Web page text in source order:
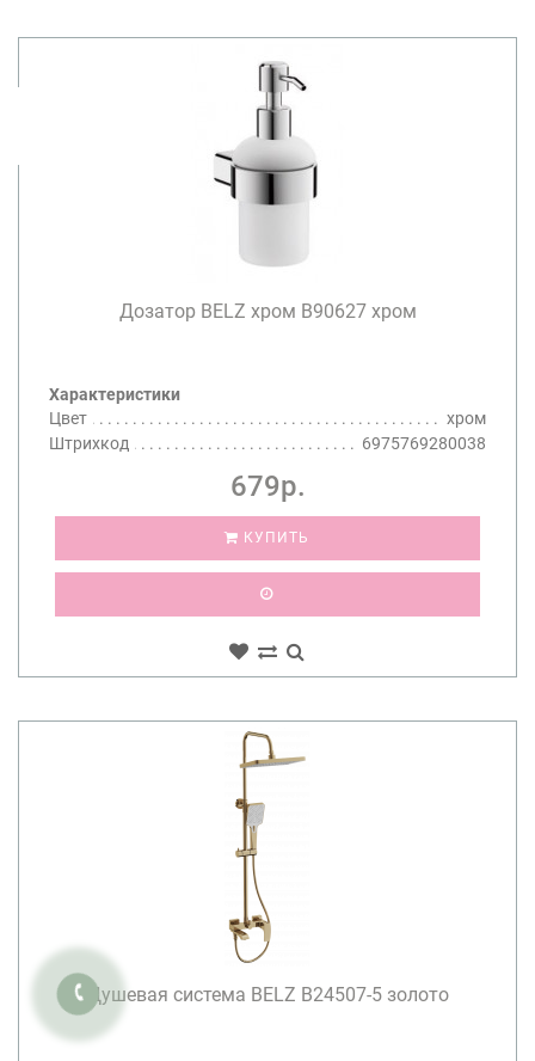
Дозатор BELZ хром B90627 хром
Характеристики
Цвет
хром
Штрихкод
6975769280038
679р.
КУПИТЬ
Душевая система BELZ B24507-5 золото